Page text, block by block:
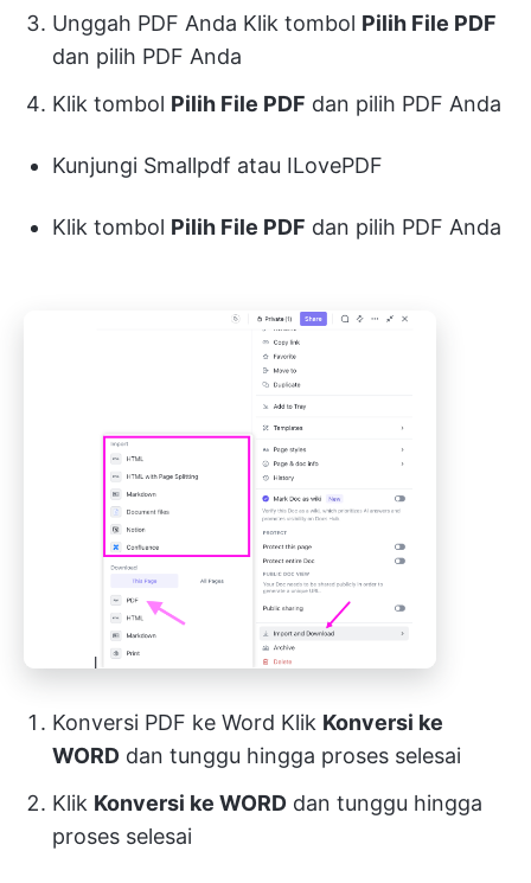
Unggah PDF Anda Klik tombol Pilih File PDF
dan pilih PDF Anda
Klik tombol Pilih File PDF dan pilih PDF Anda
Kunjungi Smallpdf atau ILovePDF
Klik tombol Pilih File PDF dan pilih PDF Anda
Konversi PDF ke Word Klik Konversi ke
WORD dan tunggu hingga proses selesai
Klik Konversi ke WORD dan tunggu hingga
proses selesai